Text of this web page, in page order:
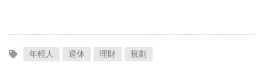
年輕人 退休 理財 規劃